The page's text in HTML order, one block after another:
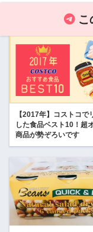
こ
【2017年】コストコで
した食品ベスト10！超
商品が勢ぞろいです